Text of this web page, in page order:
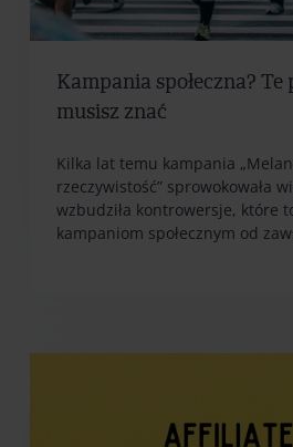
Kampania społeczna? Te
musisz znać
Kilka lat temu kampania
rzeczywistość” sprowokowała
wzbudziła kontrowersje, które
kampaniom społecznym od